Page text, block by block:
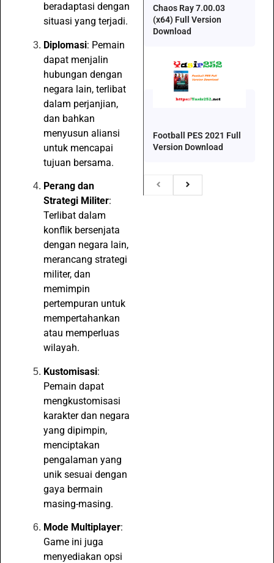
beradaptasi dengan
situasi yang terjadi.
Diplomasi: Pemain
dapat menjalin
hubungan dengan
negara lain, terlibat
dalam perjanjian,
dan bahkan
menyusun aliansi
untuk mencapai
tujuan bersama.
Perang dan
Strategi Militer:
Terlibat dalam
konflik bersenjata
dengan negara lain,
merancang strategi
militer, dan
memimpin
pertempuran untuk
mempertahankan
atau memperluas
wilayah.
Kustomisasi:
Pemain dapat
mengkustomisasi
karakter dan negara
yang dipimpin,
menciptakan
pengalaman yang
unik sesuai dengan
gaya bermain
masing-masing.
Mode Multiplayer:
Game ini juga
menyediakan opsi
Chaos Ray 7.00.03
(x64) Full Version
Download
Football PES 2021 Full
Version Download